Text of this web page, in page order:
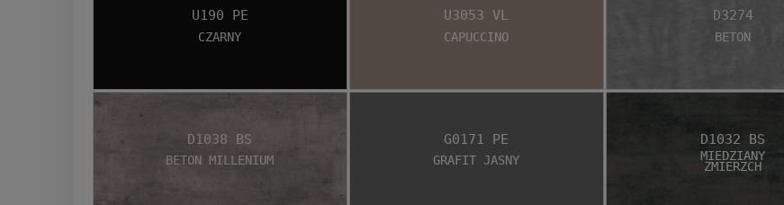
Czarny
U190 PE
Capuccino
U3053 VL
Beton
D3274
Beton Millenium
D1038 BS
Grafit jasny
G0171 PE
Miedziany
zmierzch
D1032 BS